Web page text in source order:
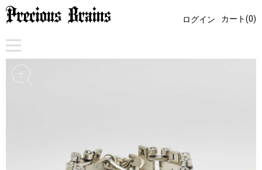
ログイン カート(0)